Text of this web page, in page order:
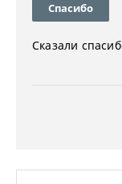
Спасибо
Сказали